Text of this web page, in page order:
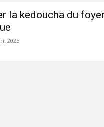
la kedoucha du foyer
2025